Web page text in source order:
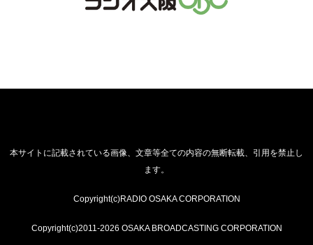
本サイトに記載されている画像、文章等全ての内容の無断転載、引用を禁止し
ます。
Copyright(c)RADIO OSAKA CORPORATION
Copyright(c)2011-2026 OSAKA BROADCASTING CORPORATION